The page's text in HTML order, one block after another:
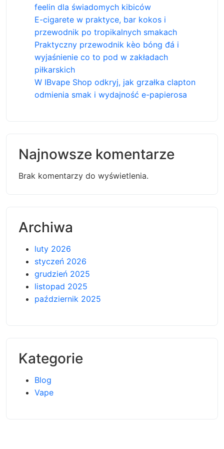
feelin dla świadomych kibiców
E-cigarete w praktyce, bar kokos i
przewodnik po tropikalnych smakach
Praktyczny przewodnik kèo bóng đá i
wyjaśnienie co to pod w zakładach
piłkarskich
W IBvape Shop odkryj, jak grzałka clapton
odmienia smak i wydajność e-papierosa
Najnowsze komentarze
Brak komentarzy do wyświetlenia.
Archiwa
luty 2026
styczeń 2026
grudzień 2025
listopad 2025
październik 2025
Kategorie
Blog
Vape